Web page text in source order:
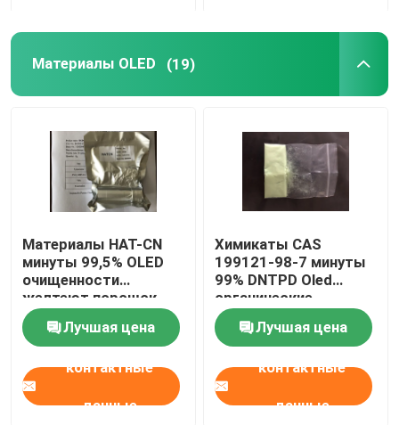
Материалы OLED (19)
Материалы HAT-CN
минуты 99,5% OLED
очищенности
желтеют порошок
CAS 105598-27-4
Лучшая цена
контактные
данные
Химикаты CAS
199121-98-7 минуты
99% DNTPD Oled
органические
материальные Oled
очищенности
Лучшая цена
контактные
данные